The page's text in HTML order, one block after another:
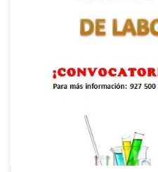
del SES de Técnico Superior de
Badajoz No te quedes sin tu